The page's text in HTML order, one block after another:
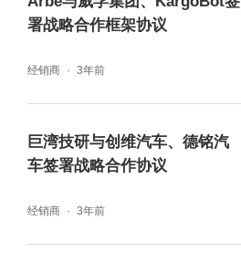
署战略合作框架协议
经销商 3年前
巨湾技研与创维汽车、德铭汽
车签署战略合作协议
经销商 3年前